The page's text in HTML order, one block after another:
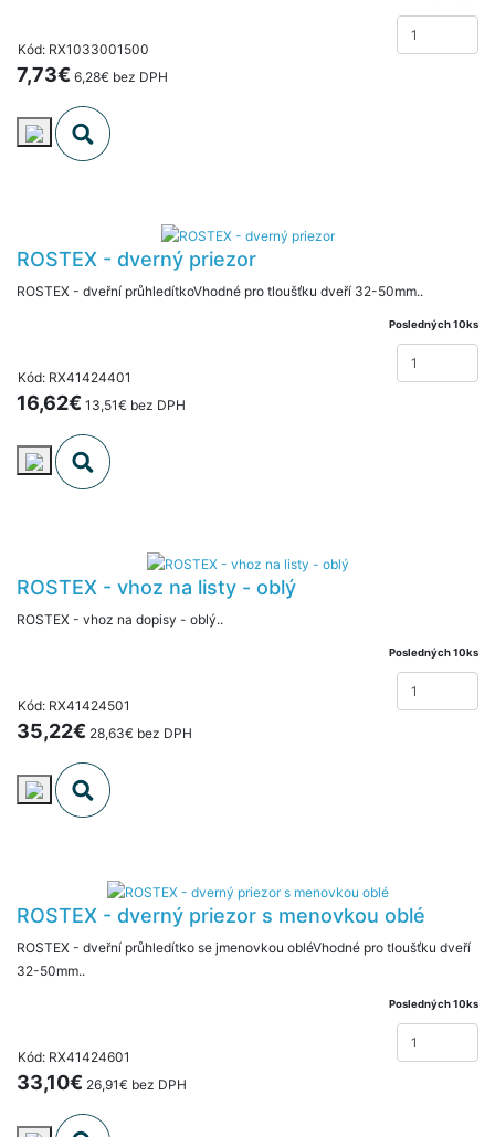
Kód: RX1033001500
7,73€ 6,28€ bez DPH
ROSTEX - dverný priezor
ROSTEX - dveřní průhledítkoVhodné pro tloušťku dveří 32-50mm..
Kód: RX41424401
Posledných 10ks
16,62€ 13,51€ bez DPH
ROSTEX - vhoz na listy - oblý
ROSTEX - vhoz na dopisy - oblý..
Kód: RX41424501
Posledných 10ks
35,22€ 28,63€ bez DPH
ROSTEX - dverný priezor s menovkou oblé
ROSTEX - dveřní průhledítko se jmenovkou obléVhodné pro tloušťku dveří
32-50mm..
Kód: RX41424601
Posledných 10ks
33,10€ 26,91€ bez DPH